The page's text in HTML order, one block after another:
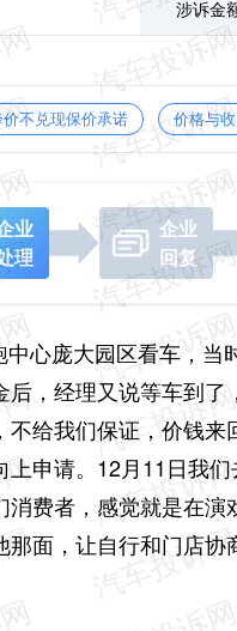
涉诉金
不兑现保价承诺 价格与
业
理
企业
回复
心庞大园区看车，
，经理又说等车到了
给我们保证，价钱
申请。12月11日我
费者，感觉就是在
面，让自行和门店